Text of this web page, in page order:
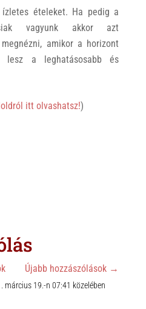
ízletes ételeket. Ha pedig a
vagyunk akkor azt
amikor a horizont
lesz a leghatásosabb és
itt olvashatsz!)
Újabb hozzászólások →
március 19.-n 07:41 közelében